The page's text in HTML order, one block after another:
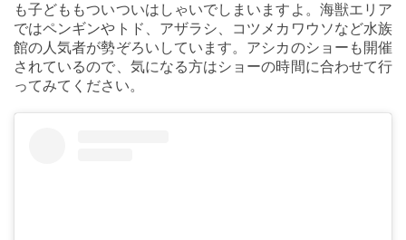
も子どももついついはしゃいでしまいますよ。海獣エリア
ではペンギンやトド、アザラシ、コツメカワウソなど水族
館の人気者が勢ぞろいしています。アシカのショーも開催
されているので、気になる方はショーの時間に合わせて行
ってみてください。